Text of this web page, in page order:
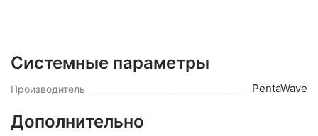
Системные параметры
Производитель PentaWave
Дополнительно